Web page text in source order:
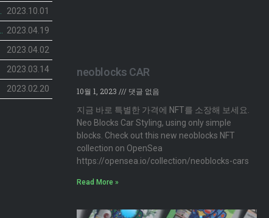
2023.10.01
2023.04.19
2023.04.02
2023.03.14
2023.02.20
neoblocks CAR
10월 1, 2023
댓글 없음
지금 바로 특별한 가격에 NFT를 소장해 보세요.
Neo Blocks Car Styling, using only simple
blocks. Check out this new neoblocks NFT
collection on OpenSea
https://opensea.io/collection/neoblocks-cars
Read More »